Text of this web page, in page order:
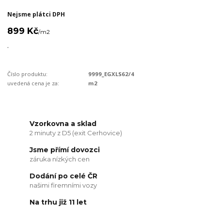
Nejsme plátci DPH
899 Kč/m2
.
Číslo produktu:
9999_EGXLS62/4
uvedená cena je za:
m2
Vzorkovna a sklad
2 minuty z D5 (exit Cerhovice)
Jsme přímí dovozci
záruka nízkých cen
Dodání po celé ČR
našimi firemními vozy
Na trhu již 11 let